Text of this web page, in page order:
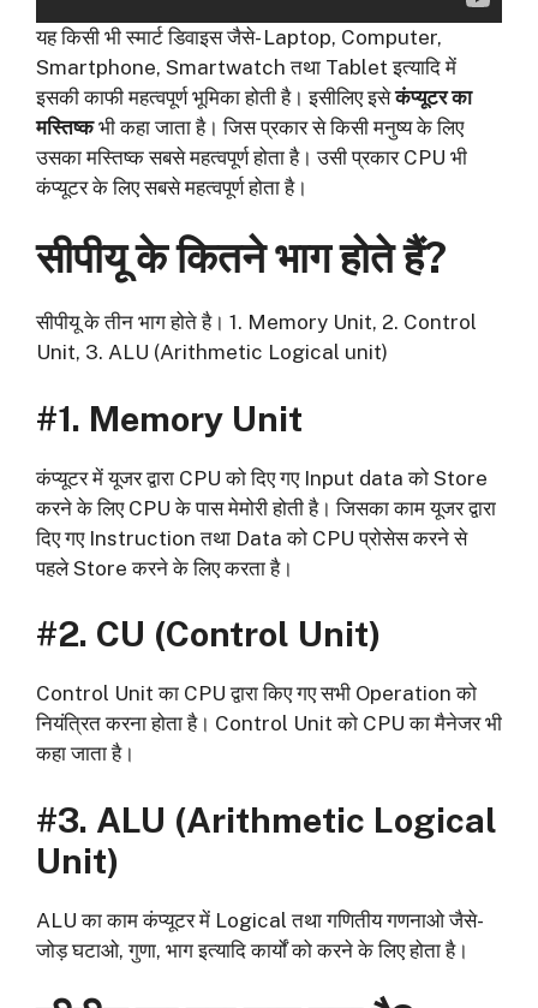
यह किसी भी स्मार्ट डिवाइस जैसे- Laptop, Computer,
Smartphone, Smartwatch तथा Tablet इत्यादि में
इसकी काफी महत्वपूर्ण भूमिका होती है। इसीलिए इसेकंप्यूटर का
मस्तिष्कभी कहा जाता है। जिस प्रकार से किसी मनुष्य के लिए
उसका मस्तिष्क सबसे महत्वपूर्ण होता है। उसी प्रकार CPU भी
कंप्यूटर के लिए सबसे महत्वपूर्ण होता है।
सीपीयू के कितने भाग होते हैं?
सीपीयू के तीन भाग होते है। 1. Memory Unit, 2. Control
Unit, 3. ALU (Arithmetic Logical unit)
#1. Memory Unit
कंप्यूटर में यूजर द्वारा CPU को दिए गए Input data को Store
करने के लिए CPU के पास मेमोरी होती है। जिसका काम यूजर द्वारा
दिए गए Instruction तथा Data को CPU प्रोसेस करने से
पहले Store करने के लिए करता है।
#2. CU (Control Unit)
Control Unit का CPU द्वारा किए गए सभी Operation को
नियंत्रित करना होता है। Control Unit को CPU का मैनेजर भी
कहा जाता है।
#3. ALU (Arithmetic Logical
Unit)
ALU का काम कंप्यूटर में Logical तथा गणितीय गणनाओ जैसे-
जोड़ घटाओ, गुणा, भाग इत्यादि कार्यों को करने के लिए होता है।